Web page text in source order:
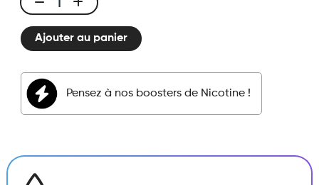
E-
liquide
50ml
Blond
quantité
Ajouter au panier
Pensez à nos boosters de Nicotine !